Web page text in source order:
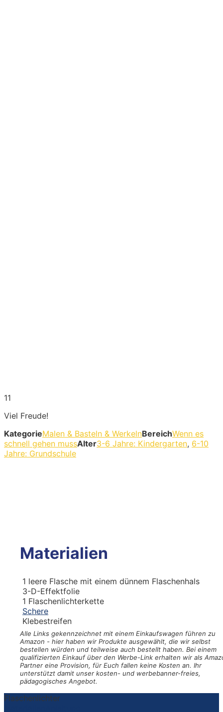
11
Viel Freude!
KategorieMalen & Basteln & WerkelnBereichWenn es
schnell gehen mussAlter3-6 Jahre: Kindergarten, 6-10
Jahre: Grundschule
Materialien
1 leere Flasche mit einem dünnem Flaschenhals
3-D-Effektfolie
1 Flaschenlichterkette
Schere
Klebestreifen
Alle Links gekennzeichnet mit einem Einkaufswagen führen zu
Amazon - hier haben wir Produkte ausgewählt, die wir selbst
bestellen würden und teilweise auch bestellt haben. Bei einem
qualifizierten Einkauf über den Werbe-Link erhalten wir als
Partner eine Provision, für Euch fallen keine Kosten an. Ihr
unterstützt damit unser kosten- und werbebanner-freies,
pädagogisches Angebot.
Flaschenlichter